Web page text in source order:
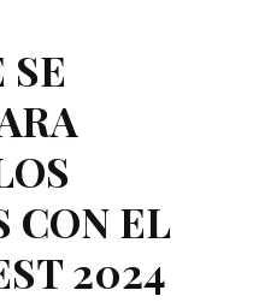
SE
CON EL
2024